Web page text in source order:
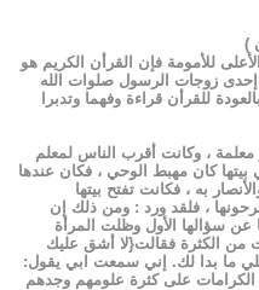
)
للأمومة فإن القرأن الكريم هو
زوجات الرسول صلوات الله
للقرأن قراءة وفهما وتدبرا
معلمة ، وكانت أقرب الناس لمعلم
بيتها كان مهبط الوحي ، فكان عندها
به ، فكانت تفتح بيتها
، فلقد ورد : ومن ذلك إن
عن سؤالها الأول وظلت المرأة
من الكثرة فقالت{لا أشق عليك
ما بدا لك. إني سمعت ابي يقول:
على كثرة علومهم وجدهم